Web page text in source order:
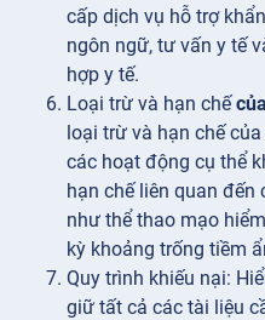
cấp dịch vụ hỗ trợ
ngôn ngữ, tư vấn y tế
hợp y tế.
Loại trừ và hạn chếcủa
loại trừ và hạn chế
các hoạt động cụ thể
hạn chế liên quan đến
như thể thao mạo
kỳ khoảng trống tiềm
Quy trình khiếu nại:
giữ tất cả các tài liệu